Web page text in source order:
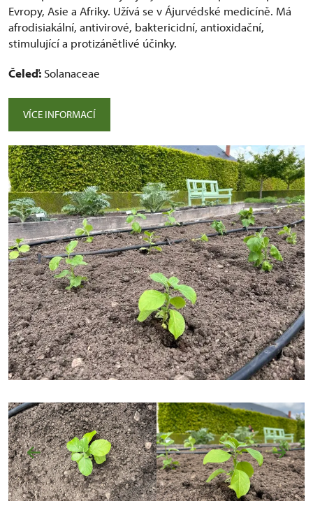
Evropy, Asie a Afriky. Užívá se v Ájurvédské medicíně. Má
afrodisiakální, antivirové, baktericidní, antioxidační,
stimulující a protizánětlivé účinky.
Čeleď: Solanaceae
VÍCE INFORMACÍ